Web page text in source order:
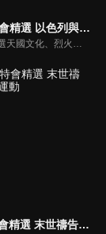
特會精選 以色列與神的計畫
精選天國文化、烈火特會、超自然大能與使徒性教會等特會，幫助我們更加明白神的心意，好讓我們的生命能走在神的道路上進入命定。
特會精選 末世禱告運動